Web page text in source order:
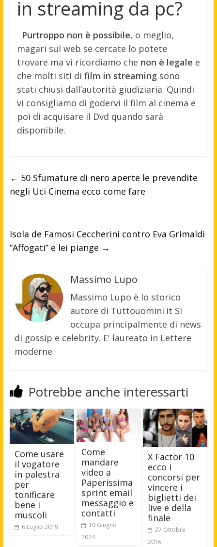
in streaming da pc?
Purtroppo non è possibile, o meglio,
magari sul web se cercate lo potete
trovare ma vi ricordiamo che non è legale e
che molti siti di film in streamingsono
stati chiusi dall’autorità giudiziaria. Quindi
vi consigliamo di godervi il film al cinema e
poi di acquisare il Dvd quando sarà
disponibile.
← 50 Sfumature di nero aperte le prevendite
negli Uci Cinema ecco come fare
Isola de Famosi Ceccherini contro Eva Grimaldi
“Affogati” e lei piange →
Massimo Lupo
Massimo Lupo è lo storico
autore di Tuttouomini.it Si
occupa principalmente di news
di gossip e celebrity. E' laureato in Lettere
moderne.
Potrebbe anche interessarti
Come usare
il vogatore
in palestra
per
tonificare
bene i
muscoli
6 Luglio 2019
Come
mandare
video a
Paperissima
sprint email
messaggio e
contatti
10 Giugno
2024
X Factor 10
ecco i
concorsi per
vincere i
biglietti dei
live e della
finale
27 Ottobre
2016